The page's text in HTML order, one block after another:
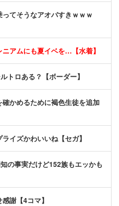
ってそうなアオバすきｗｗｗ
ニアムにも夏イベを…【水着】
トロある？【ボーダー】
確かめるために褐色生徒を追加
イズかわいいね【セガ】
の事実だけど152族もエッかも
謝【4コマ】